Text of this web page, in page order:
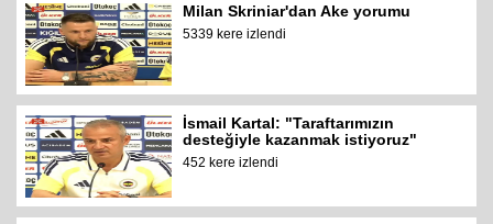
Milan Skriniar'dan Ake yorumu
5339 kere izlendi
İsmail Kartal: "Taraftarımızın
desteğiyle kazanmak istiyoruz"
452 kere izlendi